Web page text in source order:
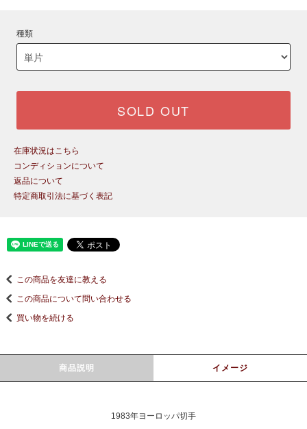
種類
SOLD OUT
在庫状況はこちら
コンディションについて
返品について
特定商取引法に基づく表記
この商品を友達に教える
この商品について問い合わせる
買い物を続ける
商品説明 イメージ
1983年ヨーロッパ切手